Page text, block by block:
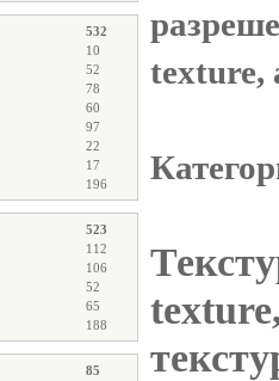
532
10
52
78
60
97
22
17
196
523
112
106
52
65
188
85
texture,